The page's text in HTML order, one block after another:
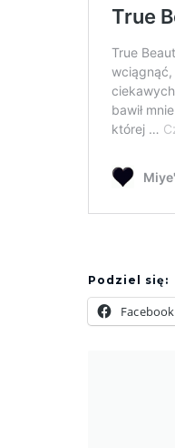
Podziel się:
Facebook